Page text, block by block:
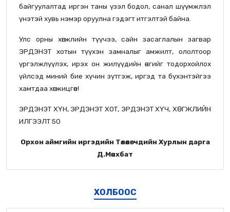
байгуулалтад иргэн таны үзэл бодол, санал шүүмжлэл
үнэтэй хувь нэмэр оруулна гэдэгт итгэлтэй байна.
Улс орны хөгжлийн түүчээ, сайн засаглалын загвар
ЭРДЭНЭТ хотын түүхэн замналыг амжилт, ололтоор
үргэлжлүүлэх, ирэх он жилүүдийн өнгийг тодорхойлох
үйлсэд миний бие хүчин зүтгэж, иргэд та бүхэнтэйгээ
хамтдаа хөгжицгөөе!
ЭРДЭНЭТ ХҮН, ЭРДЭНЭТ ХОТ, ЭРДЭНЭТ ХҮЧ, ХӨГЖЛИЙН
ИЛГЭЭЛТ 50
Орхон аймгийн иргэдийн Төлөөлөгчдийн Хурлын дарга
Д.Мөнхбат
ХОЛБООС